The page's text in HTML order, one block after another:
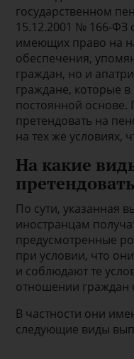
государственном
15.12.2001 № 166-ФЗ
имеющих право на
обеспечения,
граждан, но и
граждане, которые
постоянной
претендовать на
на тех же условиях,
На какие
По сути, указанная
иностранцам
предусмотренные
при условии, что
и соблюдают те
отношении граждан
В частности они
следующие виды